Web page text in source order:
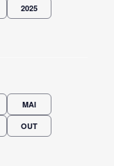
2025
MAI
OUT